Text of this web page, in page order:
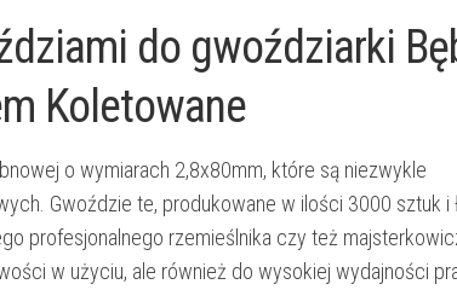
do gwoździarki
Koletowane
o wymiarach 2,8x80mm, które są niezwykle
Gwoździe te, produkowane w ilości 3000 sztuk i
profesjonalnego rzemieślnika czy też
w użyciu, ale również do wysokiej wydajności